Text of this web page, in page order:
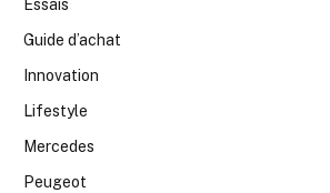
Essais
Guide d’achat
Innovation
Lifestyle
Mercedes
Peugeot